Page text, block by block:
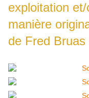
exploitation
manière
de Fred Bruas